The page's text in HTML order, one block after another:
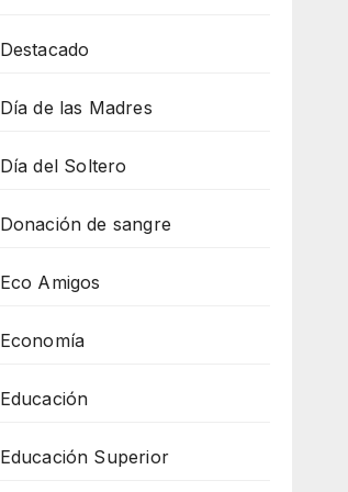
Destacado
Día de las Madres
Día del Soltero
Donación de sangre
Eco Amigos
Economía
Educación
Educación Superior